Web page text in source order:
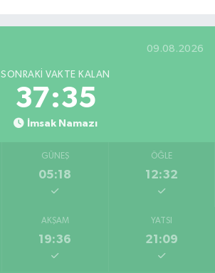
09.08.2026
SONRAKI VAKTE KALAN
37:34
İmsak Namazı
GÜNEŞ
05:18
ÖĞLE
12:32
AKŞAM
19:36
YATSI
21:09